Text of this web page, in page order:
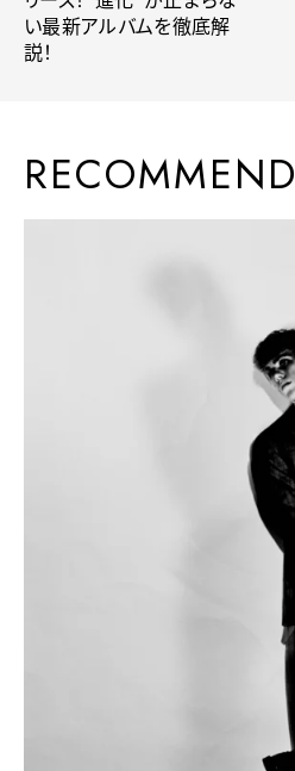
い最新アルバムを徹底解
説！
RECOMMEND